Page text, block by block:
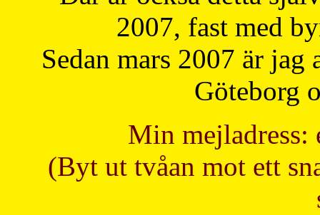
2007, fast med
Sedan mars 2007 är
Göteborg
Min mejladress:
(Byt ut tvåan mot ett